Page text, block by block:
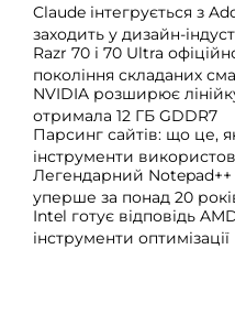
Claude інтегрується з
заходить у дизайн-
Razr 70 і 70 Ultra
покоління складаних
NVIDIA розширює
отримала 12 ГБ GDDR7
Парсинг сайтів: що це,
інструменти
Легендарний Notepad++
уперше за понад 20
Intel готує відповідь
інструменти оптимізації